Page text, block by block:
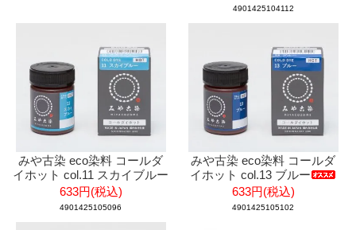
4901425104112
みや古染 eco染料 コールダ
イホット col.11 スカイブルー
633円(税込)
4901425105096
みや古染 eco染料 コールダ
イホット col.13 ブルー
633円(税込)
4901425105102